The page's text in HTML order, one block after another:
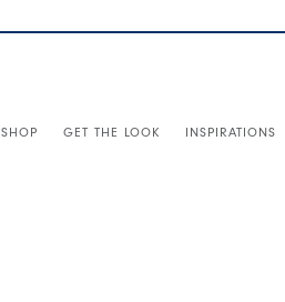
SHOP GET THE LOOK INSPIRATIONS